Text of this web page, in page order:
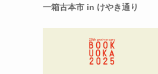
一箱古本市 in けやき通り